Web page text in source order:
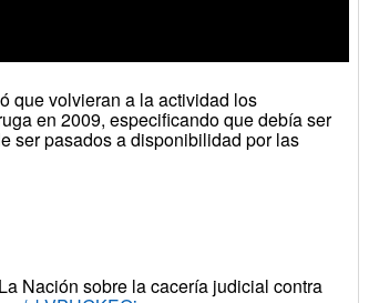
que volvieran a la actividad los
en 2009, especificando que debía ser
ser pasados a disponibilidad por las
Nación sobre la cacería judicial contra